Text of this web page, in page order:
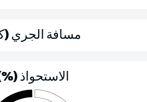
مسافة الجري
الاستحواذ